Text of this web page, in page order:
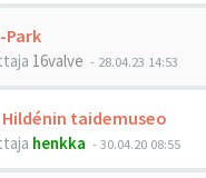
Park
16valve - 28.04.23 14:53
Hildénin taidemuseo
henkka -30.04.20 08:55